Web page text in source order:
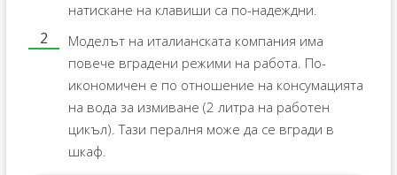
натискане на клавиши са по-надеждни.
Моделът на италианската компания има
повече вградени режими на работа. По-
икономичен е по отношение на консумацията
на вода за измиване (2 литра на работен
цикъл). Тази пералня може да се вгради в
шкаф.